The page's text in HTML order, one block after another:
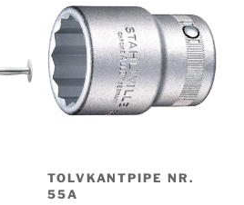
TOLVKANTPIPE NR.
55A